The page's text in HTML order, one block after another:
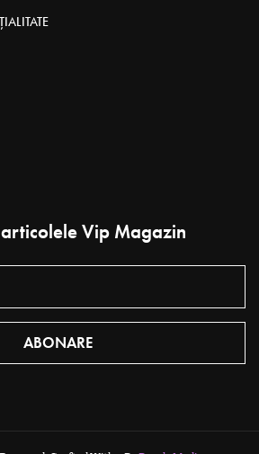
Vip Magazin
ABONARE